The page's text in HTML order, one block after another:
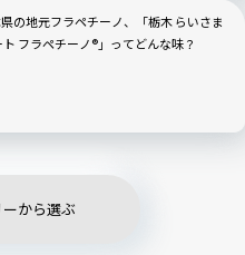
県の地元フラペチーノ、「栃木 らいさま
フラペチーノ®」ってどんな味？
から選ぶ